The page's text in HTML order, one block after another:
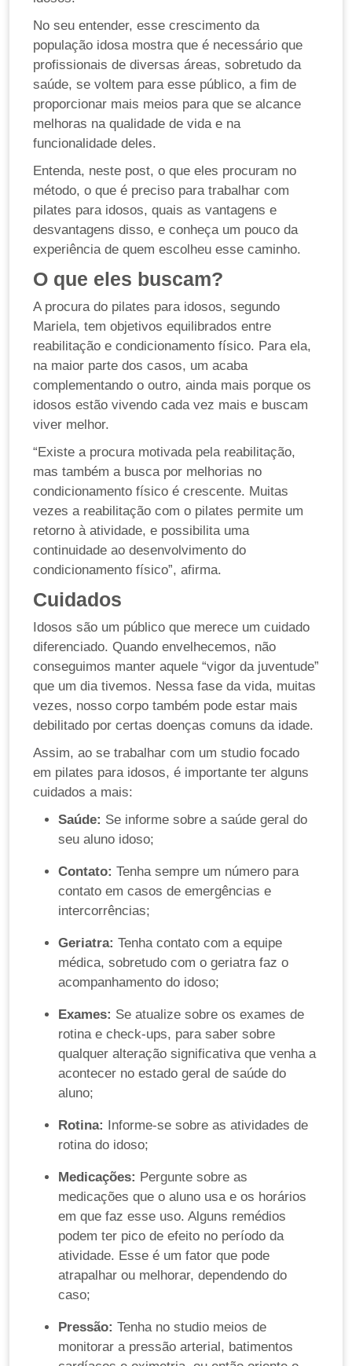
No seu entender, esse crescimento da
população idosa mostra que é necessário que
profissionais de diversas áreas, sobretudo da
saúde, se voltem para esse público, a fim de
proporcionar mais meios para que se alcance
melhoras na qualidade de vida e na
funcionalidade deles.
Entenda, neste post, o que eles procuram no
método, o que é preciso para trabalhar com
pilates para idosos, quais as vantagens e
desvantagens disso, e conheça um pouco da
experiência de quem escolheu esse caminho.
O que eles buscam?
A procura do pilates para idosos, segundo
Mariela, tem objetivos equilibrados entre
reabilitação e condicionamento físico. Para ela,
na maior parte dos casos, um acaba
complementando o outro, ainda mais porque os
idosos estão vivendo cada vez mais e buscam
viver melhor.
“Existe a procura motivada pela reabilitação,
mas também a busca por melhorias no
condicionamento físico é crescente. Muitas
vezes a reabilitação com o pilates permite um
retorno à atividade, e possibilita uma
continuidade ao desenvolvimento do
condicionamento físico”, afirma.
Cuidados
Idosos são um público que merece um cuidado
diferenciado. Quando envelhecemos, não
conseguimos manter aquele “vigor da juventude”
que um dia tivemos. Nessa fase da vida, muitas
vezes, nosso corpo também pode estar mais
debilitado por certas doenças comuns da idade.
Assim, ao se trabalhar com um studio focado
em pilates para idosos, é importante ter alguns
cuidados a mais:
Saúde: Se informe sobre a saúde geral do
seu aluno idoso;
Contato: Tenha sempre um número para
contato em casos de emergências e
intercorrências;
Geriatra: Tenha contato com a equipe
médica, sobretudo com o geriatra faz o
acompanhamento do idoso;
Exames: Se atualize sobre os exames de
rotina e check-ups, para saber sobre
qualquer alteração significativa que venha a
acontecer no estado geral de saúde do
aluno;
Rotina: Informe-se sobre as atividades de
rotina do idoso;
Medicações: Pergunte sobre as
medicações que o aluno usa e os horários
em que faz esse uso. Alguns remédios
podem ter pico de efeito no período da
atividade. Esse é um fator que pode
atrapalhar ou melhorar, dependendo do
caso;
Pressão: Tenha no studio meios de
monitorar a pressão arterial, batimentos